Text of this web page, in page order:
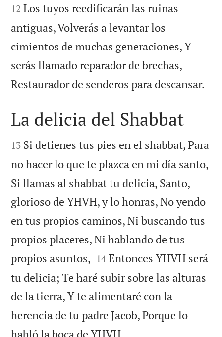
12 Los tuyos reedificarán las ruinas
antiguas, Volverás a levantar los
cimientos de muchas generaciones, Y
serás llamado reparador de brechas,
Restaurador de senderos para descansar.

La delicia del Shabbat

13 Si detienes tus pies en el shabbat, Para
no hacer lo que te plazca en mi día santo,
Si llamas al shabbat tu delicia, Santo,
glorioso de YHVH, y lo honras, No yendo
en tus propios caminos, Ni buscando tus
propios placeres, Ni hablando de tus
propios asuntos, 

14 Entonces YHVH será
tu delicia; Te haré subir sobre las alturas
de la tierra, Y te alimentaré con la
herencia de tu padre Jacob, Porque lo
habló la boca de YHVH.